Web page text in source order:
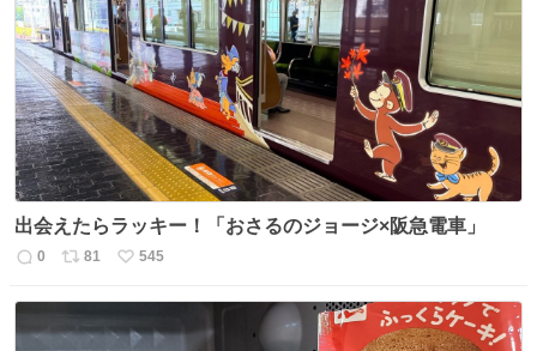
数
ス
ト
数
ね
数
出会えたらラッキー！「おさるのジョージ×阪急電車」
返
0
リ
ス
ト
81
い
数
545